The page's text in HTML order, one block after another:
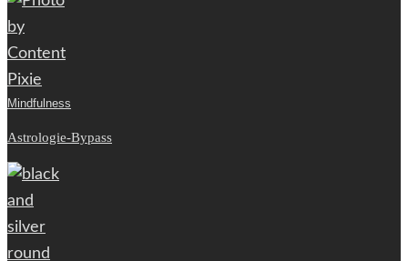
Mindfulness
Astrologie-Bypass